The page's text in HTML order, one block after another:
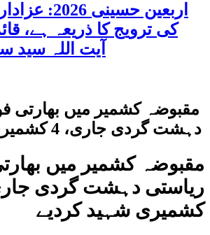
اربعین
کی ترویج کا ذریعہ ہے،
آیت اللہ سید
مقبوضہ کشمیر میں بھارتی
دہشت گردی جاری، 4 کشمیری شہید کردیے
مقبوضہ کشمیر میں
کشمیری شہید کردیے